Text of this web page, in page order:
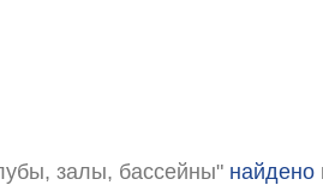
залы, бассейны" найдено